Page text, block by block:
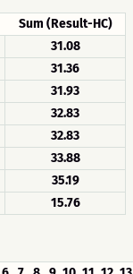
Sum (Result-HC)
31.08
31.36
31.93
32.83
32.83
33.88
35.19
15.76